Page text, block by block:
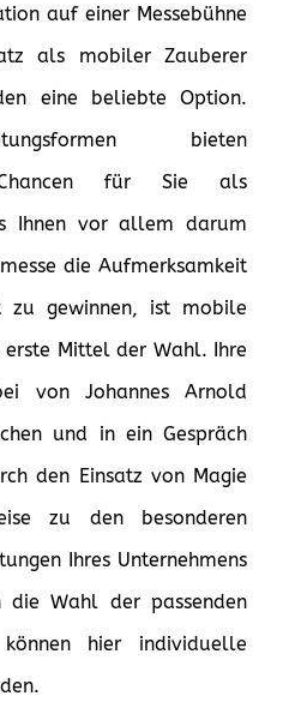
auf einer Messebühne
als mobiler Zauberer
eine beliebte Option.
bieten
Chancen für Sie als
Ihnen vor allem darum
die Aufmerksamkeit
zu gewinnen, ist mobile
erste Mittel der Wahl. Ihre
von Johannes Arnold
und in ein Gespräch
den Einsatz von Magie
zu den besonderen
Ihres Unternehmens
die Wahl der passenden
können hier individuelle